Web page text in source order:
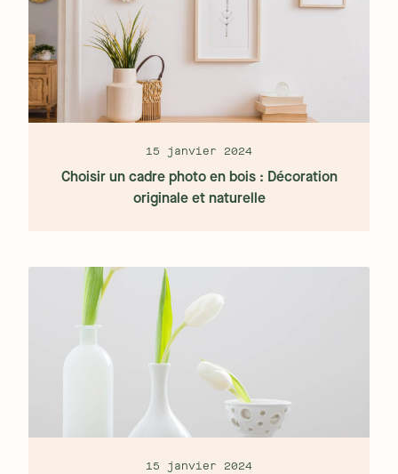
15 janvier 2024
Choisir un cadre photo en bois : Décoration
originale et naturelle
15 janvier 2024